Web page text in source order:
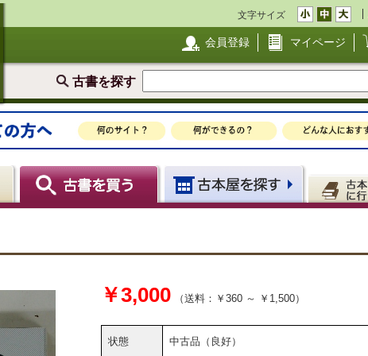
文字サイズ
会員登録 マイページ
古書を探す
￥3,000 （送料：￥360 ～ ￥1,500）
状態 中古品（良好）